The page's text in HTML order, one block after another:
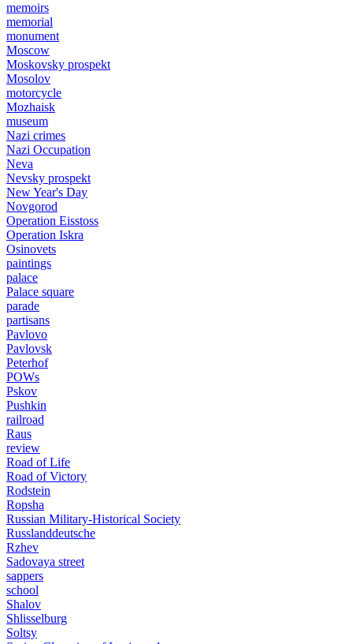
memoirs
memorial
monument
Moscow
Moskovsky prospekt
Mosolov
motorcycle
Mozhaisk
museum
Nazi crimes
Nazi Occupation
Neva
Nevsky prospekt
New Year's Day
Novgorod
Operation Eisstoss
Operation Iskra
Osinovets
paintings
palace
Palace square
parade
partisans
Pavlovo
Pavlovsk
Peterhof
POWs
Pskov
Pushkin
railroad
Raus
review
Road of Life
Road of Victory
Rodstein
Ropsha
Russian Military-Historical Society
Russlanddeutsche
Rzhev
Sadovaya street
sappers
school
Shalov
Shlisselburg
Soltsy